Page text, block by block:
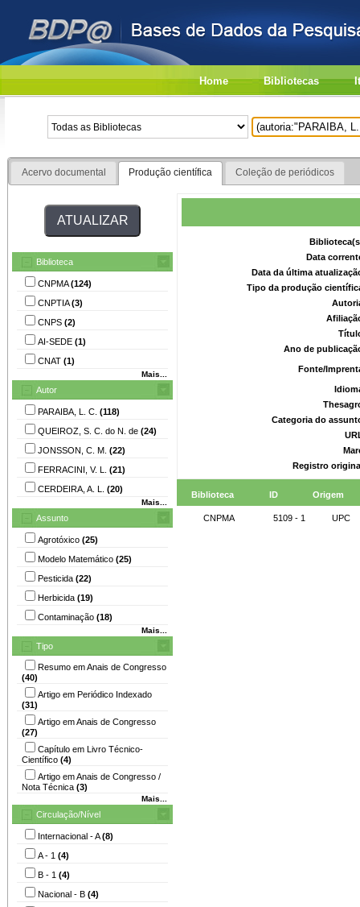
Home Bibliotecas
Acervo documental Produção científica Coleção de periódicos
Biblioteca
CNPMA(124)
CNPTIA(3)
CNPS (2)
AI-SEDE (1)
CNAT (1)
Mais...
Autor
PARAIBA, L. C. (118)
QUEIROZ, S. C. do N. de (24)
JONSSON, C. M. (22)
FERRACINI, V. L. (21)
CERDEIRA, A. L. (20)
Mais...
Assunto
Agrotóxico (25)
Modelo Matemático (25)
Pesticida (22)
Herbicida (19)
Contaminação (18)
Mais...
Tipo
Resumo em Anais de Congresso
(40)
Artigo em Periódico Indexado
(31)
Artigo em Anais de Congresso
(27)
Capítulo em Livro Técnico-
Científico (4)
Artigo em Anais de Congresso /
Nota Técnica (3)
Mais...
Circulação/Nível
Internacional - A(8)
A - 1 (4)
B - 1 (4)
Nacional - B (4)
Data
Data da última
Tipo da produção
Ano de
Fonte/
Categoria do
Registro
Biblioteca ID Origem
CNPMA 5109 - 1 UPC